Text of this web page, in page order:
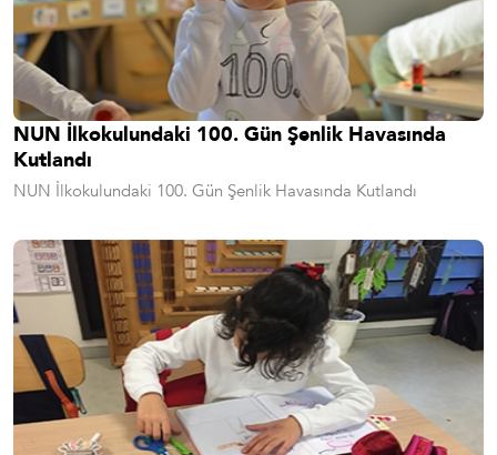
NUN İlkokulundaki 100. Gün Şenlik Havasında
Kutlandı
NUN İlkokulundaki 100. Gün Şenlik Havasında Kutlandı